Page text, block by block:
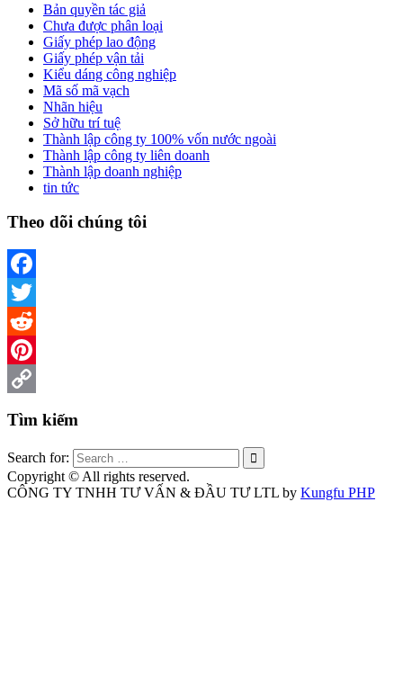
Bản quyền tác giả
Chưa được phân loại
Giấy phép lao động
Giấy phép vận tải
Kiểu dáng công nghiệp
Mã số mã vạch
Nhãn hiệu
Sở hữu trí tuệ
Thành lập công ty 100% vốn nước ngoài
Thành lập công ty liên doanh
Thành lập doanh nghiệp
tin tức
Theo dõi chúng tôi
Facebook
Twitter
Reddit
Pinterest
Tìm kiếm
Search for:
Copyright © All rights reserved.
CÔNG TY TNHH TƯ VẤN & ĐẦU TƯ LTL by Kungfu PHP